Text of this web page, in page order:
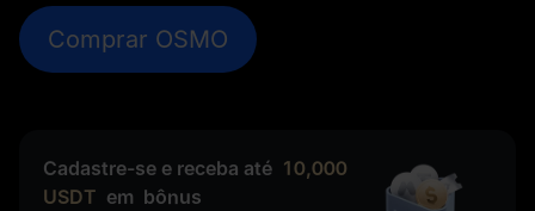
Comprar OSMO
Cadastre-se e receba até 10,000
USDT em bônus